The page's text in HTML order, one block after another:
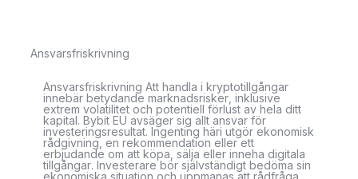
Ansvarsfriskrivning
Ansvarsfriskrivning Att handla i kryptotillgångar
innebär betydande marknadsrisker, inklusive
extrem volatilitet och potentiell förlust av hela ditt
kapital. Bybit EU avsäger sig allt ansvar för
investeringsresultat. Ingenting häri utgör ekonomisk
rådgivning, en rekommendation eller ett
erbjudande om att köpa, sälja eller inneha digitala
tillgångar. Investerare bör självständigt bedöma sin
ekonomiska situation och uppmanas att rådfråga